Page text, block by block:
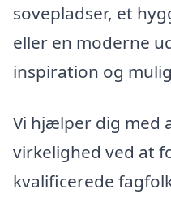
sovepladser, et
eller en moderne
inspiration og
Vi hjælper dig med
virkelighed ved at
kvalificerede